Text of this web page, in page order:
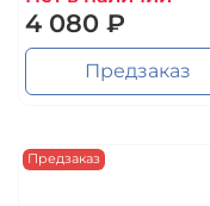
4 080 ₽
Предзаказ
Предзаказ